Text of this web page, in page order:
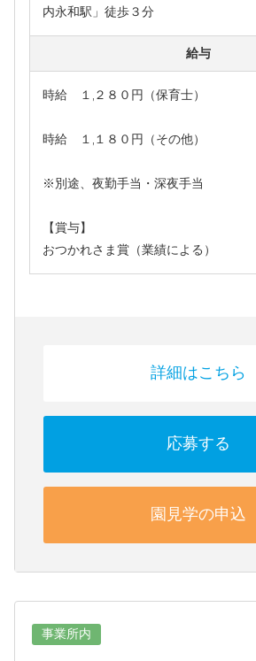
内永和駅」徒歩３分
給与
時給 １,２８０円（保育士）
時給 １,１８０円（その他）
※別途、夜勤手当・深夜手当
【賞与】
おつかれさま賞（業績による）
詳細はこちら
応募する
園見学の申込
事業所内